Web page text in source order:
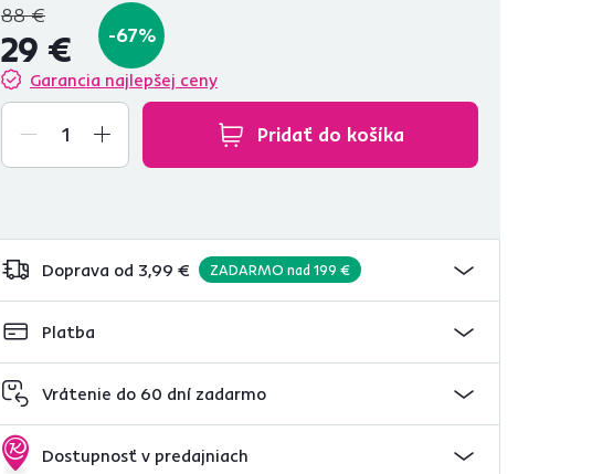
88 €
29 € -67%
Garancia najlepšej ceny
Pridať do košíka
Doprava od 3,99 € ZADARMO nad 199 €
Platba
Vrátenie do 60 dní zadarmo
Dostupnosť v predajniach